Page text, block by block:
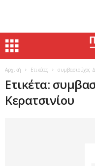
Αρχική Ετικέτες συμβασιούχος
Ετικέτα:
Κερατσινίου